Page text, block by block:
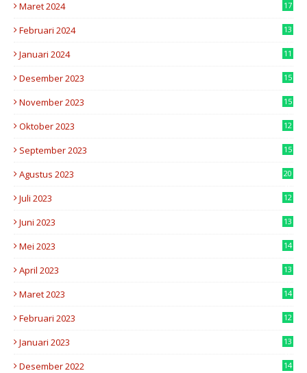
Maret 2024
17
Februari 2024
13
Januari 2024
11
Desember 2023
15
November 2023
15
Oktober 2023
12
September 2023
15
Agustus 2023
20
Juli 2023
12
Juni 2023
13
Mei 2023
14
April 2023
13
Maret 2023
14
Februari 2023
12
Januari 2023
13
Desember 2022
14